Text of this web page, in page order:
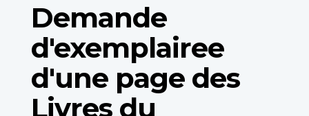
Demande
d'exemplairee
d'une page des
Livres du